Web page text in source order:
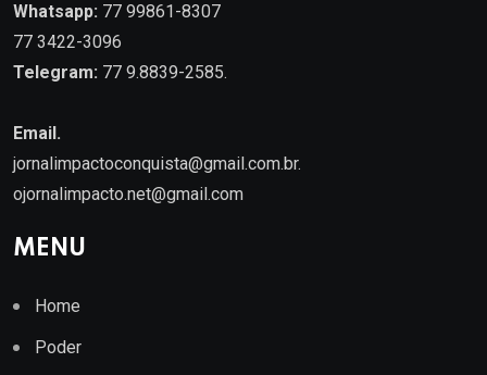
Whatsapp: 77 99861-8307
77 3422-3096
Telegram: 77 9.8839-2585.
Email.
jornalimpactoconquista@gmail.com.br.
ojornalimpacto.net@gmail.com
MENU
Home
Poder